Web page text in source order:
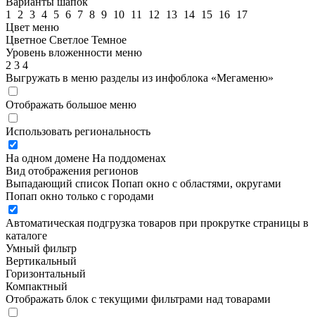
1
2 3 4 5 6 7 8 9 10 11 12 13 14 15 16 17
Цвет меню
Цветное Светлое Темное
Уровень вложенности меню
2 3 4
Выгружать в меню разделы из инфоблока «Мегаменю»
Отображать большое меню
Использовать региональность
На одном домене На поддоменах
Вид отображения регионов
Выпадающий список Попап окно c областями, округами
Попап окно только с городами
Автоматическая подгрузка товаров при прокрутке страницы в
каталоге
Умный фильтр
Вертикальный
Горизонтальный
Компактный
Отображать блок с текущими фильтрами над товарами